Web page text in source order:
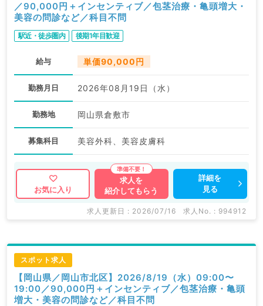
／90,000円＋インセンティブ／包茎治療・亀頭増大・
美容の問診など／科目不問
駅近・徒歩圏内 後期1年目歓迎
給与 単価90,000円
勤務月日 2026年08月19日（水）
勤務地 岡山県倉敷市
募集科目 美容外科、美容皮膚科
お気に入り
求人を
紹介してもらう
詳細を
見る
求人更新日 : 2026/07/16 求人No. : 994912
スポット求人
【岡山県／岡山市北区】2026/8/19（水）09:00〜
19:00／90,000円＋インセンティブ／包茎治療・亀頭
増大・美容の問診など／科目不問